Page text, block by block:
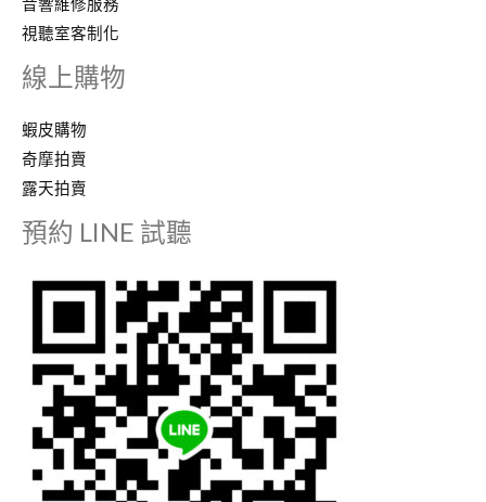
音響維修服務
視聽室客制化
線上購物
蝦皮購物
奇摩拍賣
露天拍賣
預約 LINE 試聽